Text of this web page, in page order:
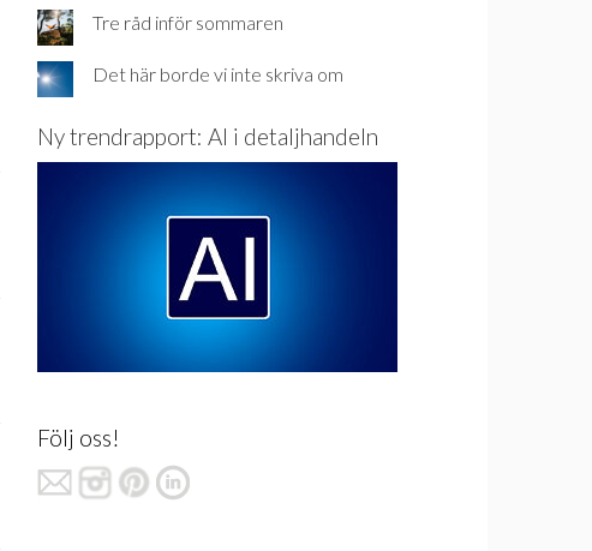
Tre råd inför sommaren
Det här borde vi inte skriva om
Ny trendrapport: AI i detaljhandeln
Följ oss!